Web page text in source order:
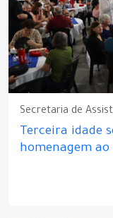
Secretaria de
Terceira idade
homenagem ao